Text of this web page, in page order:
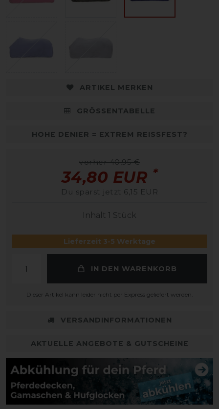
ARTIKEL MERKEN
GRÖSSENTABELLE
HOHE DENIER = EXTREM REISSFEST?
vorher 40,95 €
34,80 EUR *
Du sparst jetzt 6,15 EUR
Inhalt 1 Stück
Lieferzeit 3-5 Werktage
IN DEN WARENKORB
Dieser Artikel kann leider nicht per Express geliefert werden.
VERSANDINFORMATIONEN
AKTUELLE ANGEBOTE & GUTSCHEINE